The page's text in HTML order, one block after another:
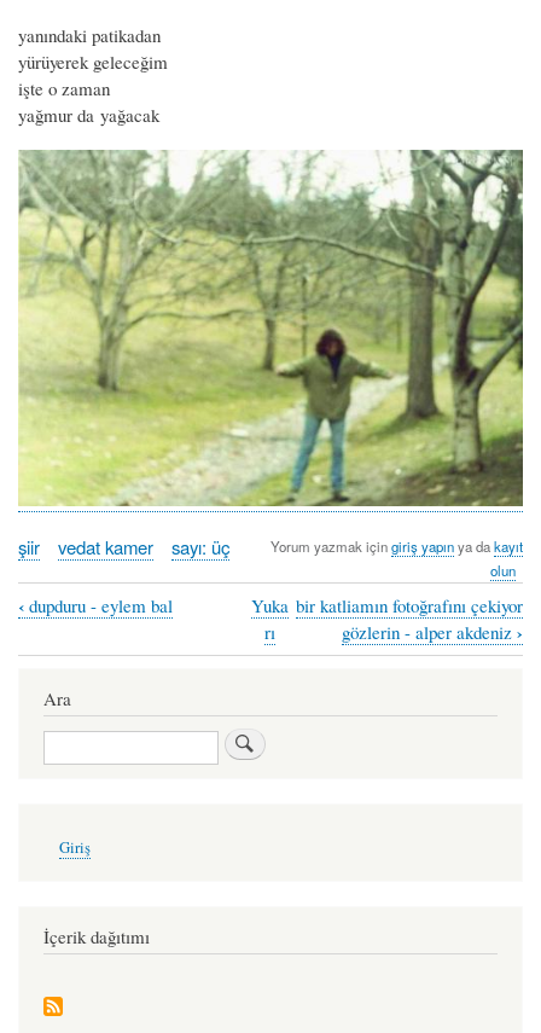
yanındaki patikadan
yürüyerek geleceğim
işte o zaman
yağmur da yağacak
şiir vedat kamer sayı: üç Yorum yazmak içingiriş yapınya dakayıt
olun
Book
traversal
links
for
fotoğrafta
kamer
‹ dupduru - eylem bal
Yuka
rı
bir katliamın fotoğrafını çekiyor
gözlerin - alper akdeniz ›
Ara
Ara
account
Giriş
İçerik dağıtımı